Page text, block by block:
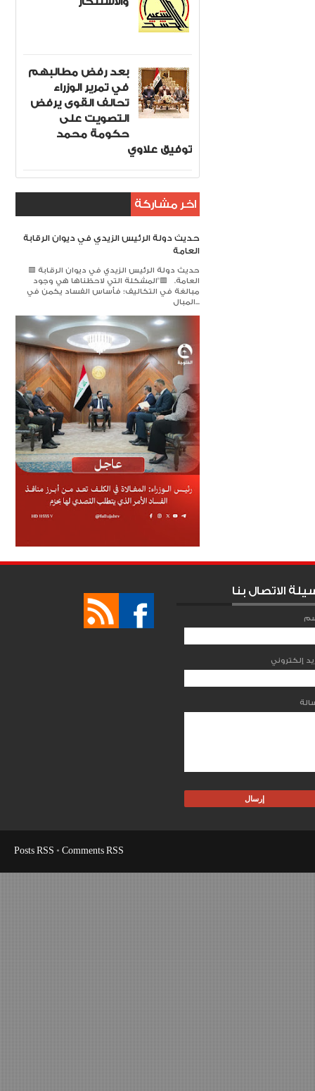
بعد رفض مطالبهم
في تمرير الوزراء
تحالف القوى يرفض
التصويت على
حكومة محمد
توفيق علاوي
اخر مشاركة
حديث دولة الرئيس الزيدي في ديوان الرقابة
العامة
🟥 حديث دولة الرئيس الزيدي في ديوان الرقابة
العامة. 🟥​"المشكلة التي لاحظناها هي وجود
مبالغة في التكاليف؛ فأساس الفساد يكمن في
المبال...
الاتصال بنا
Posts RSS • Comments RSS